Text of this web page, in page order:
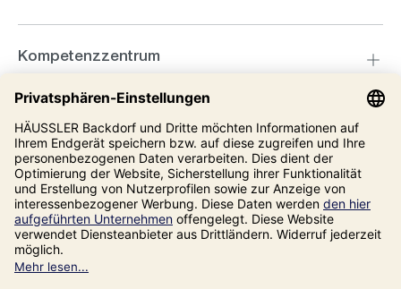
Kompetenzzentrum
Informationen
Unsere Adresse